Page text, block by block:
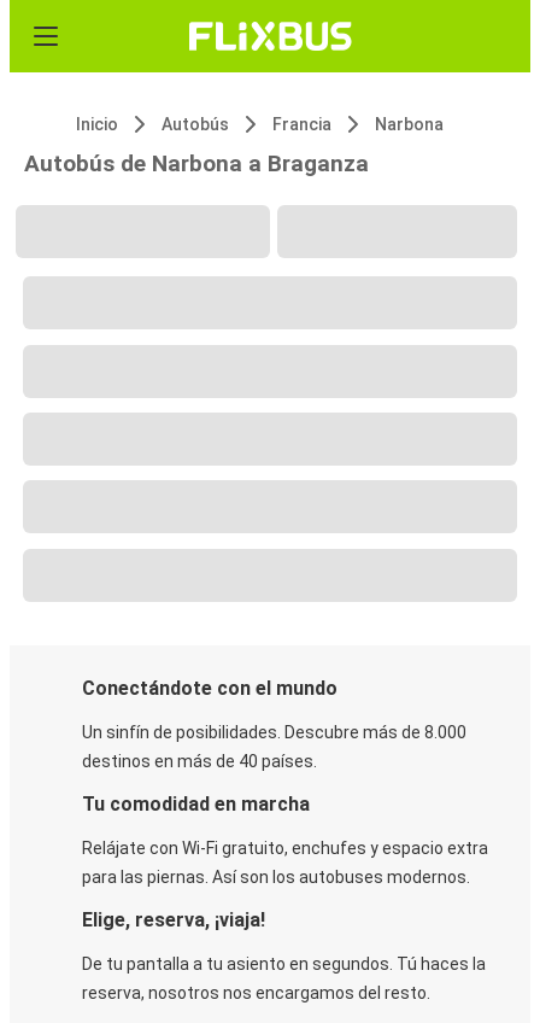
Inicio Autobús Francia Narbona
Autobús de Narbona a Braganza
Conectándote con el mundo
Un sinfín de posibilidades. Descubre más de 8.000
destinos en más de 40 países.
Tu comodidad en marcha
Relájate con Wi-Fi gratuito, enchufes y espacio extra
para las piernas. Así son los autobuses modernos.
Elige, reserva, ¡viaja!
De tu pantalla a tu asiento en segundos. Tú haces la
reserva, nosotros nos encargamos del resto.